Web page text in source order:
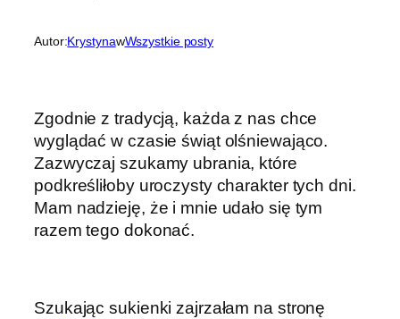
Autor:KrystynawWszystkie posty
Zgodnie z tradycją, każda z nas chce
wyglądać w czasie świąt olśniewająco.
Zazwyczaj szukamy ubrania, które
podkreśliłoby uroczysty charakter tych dni.
Mam nadzieję, że i mnie udało się tym
razem tego dokonać.
Szukając sukienki zajrzałam na stronę